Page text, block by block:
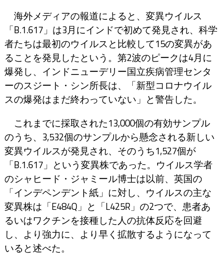
海外メディアの報道によると、変異ウイルス
「B.1.617」は3月にインドで初めて発見され、科学
者たちは最初のウイルスと比較して15の変異があ
ることを発見したという。第2波のピークは4月に
爆発し、インドニューデリー国立疾病管理センタ
ーのスジート・シン所長は、「新型コロナウイル
スの爆発はまだ終わっていない」と警告した。
これまでに採取された13,000個の有効サンプル
のうち、3,532個のサンプルから懸念される新しい
変異ウイルスが発見され、そのうち1,527個が
「B.1.617」という変異株であった。ウイルス学者
のシャヒード・ジャミール博士は以前、英国の
「インデペンデント紙」に対し、ウイルスの主な
変異株は「E484Q」と「L425R」の2つで、患者あ
るいはワクチンを接種した人の抗体反応を回避
し、より強力に、より早く拡散するようになって
いると述べた。